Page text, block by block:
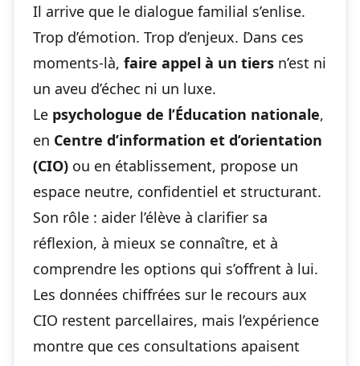
Il arrive que le dialogue familial s’enlise.
Trop d’émotion. Trop d’enjeux. Dans ces
moments-là, faire appel à un tiers n’est ni
un aveu d’échec ni un luxe.
Le psychologue de l’Éducation nationale,
en Centre d’information et d’orientation
(CIO) ou en établissement, propose un
espace neutre, confidentiel et structurant.
Son rôle : aider l’élève à clarifier sa
réflexion, à mieux se connaître, et à
comprendre les options qui s’offrent à lui.
Les données chiffrées sur le recours aux
CIO restent parcellaires, mais l’expérience
montre que ces consultations apaisent